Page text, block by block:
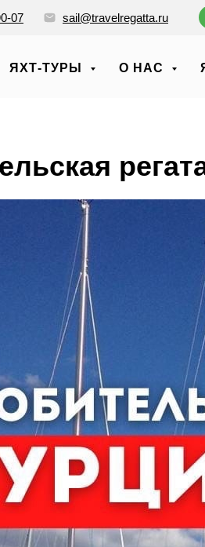
07 sail@travelregatta.ru
ЯХТ-ТУРЫ О НАС